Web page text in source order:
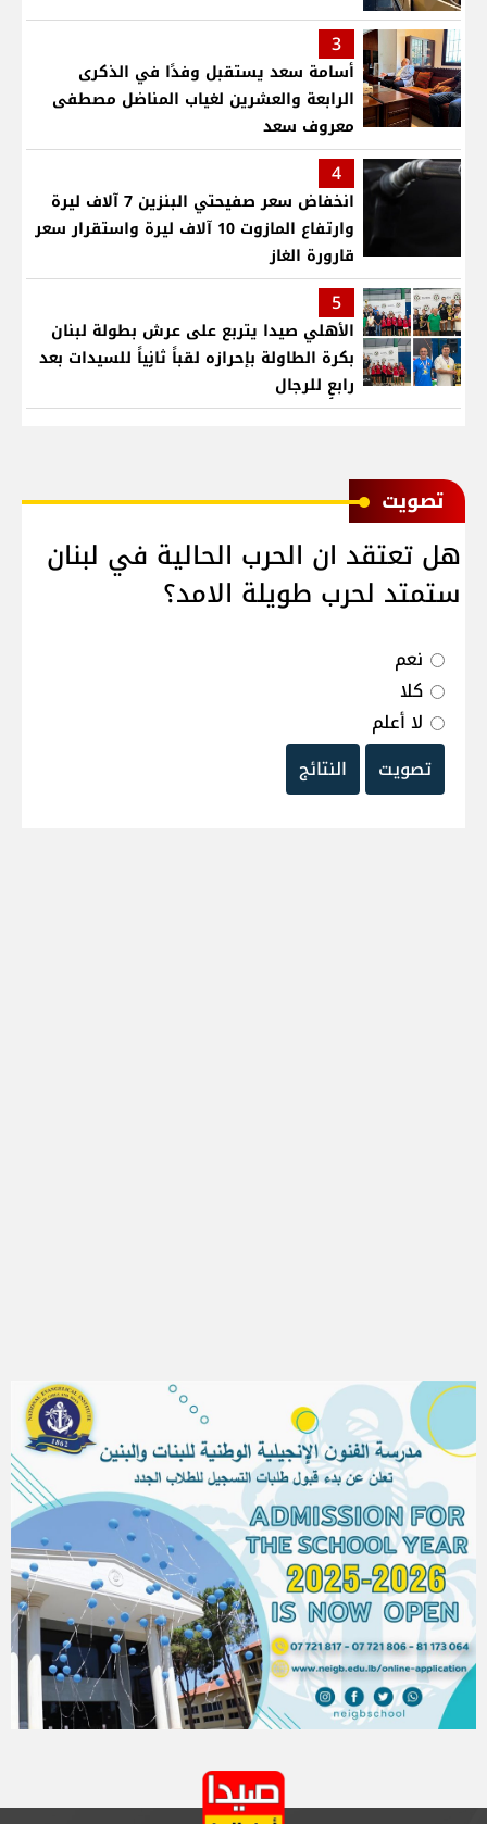
3
أسامة سعد يستقبل وفدًا في الذكرى
الرابعة والعشرين لغياب المناضل مصطفى
معروف سعد
4
انخفاض سعر صفيحتي البنزين 7 آلاف ليرة
وارتفاع المازوت 10 آلاف ليرة واستقرار سعر
قارورة الغاز
5
الأهلي صيدا يتربع على عرش بطولة لبنان
بكرة الطاولة بإحرازه لقباً ثانٍياً للسيدات بعد
رابعٍ للرجال
ﺗﺼﻮﻳﺖ
هل تعتقد ان الحرب الحالية في لبنان
ستمتد لحرب طويلة الامد؟
نعم
كلا
لا أعلم
تصويت
النتائج